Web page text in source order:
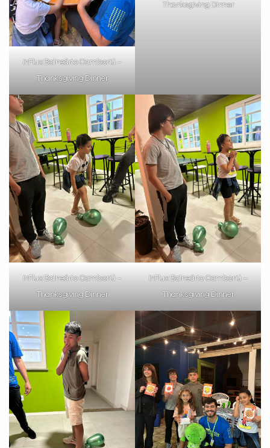
inFlux Balneário Camboriú –
Thanksgiving Dinner
Thanksgiving Dinner
inFlux Balneário Camboriú –
Thanksgiving Dinner
inFlux Balneário Camboriú –
Thanksgiving Dinner
Você é aluno inFlux?
Não
VOLTAR